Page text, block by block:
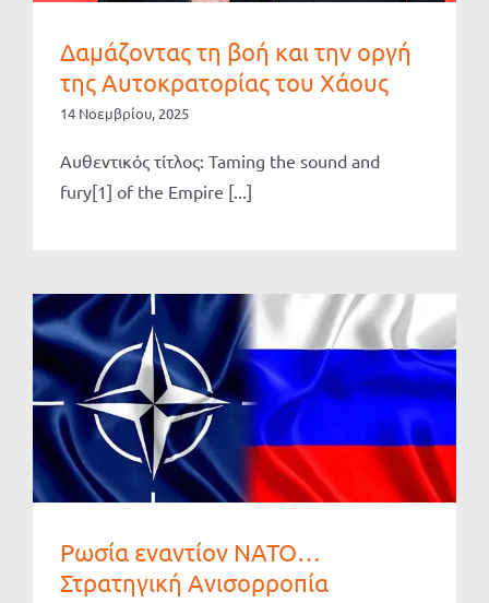
Δαμάζοντας τη βοή και την οργή
της Αυτοκρατορίας του Χάους
14 Νοεμβρίου, 2025
Αυθεντικός τίτλος: Taming the sound and
fury[1] of the Empire [...]
Ρωσία εναντίον ΝΑΤΟ…
Στρατηγική Ανισορροπία